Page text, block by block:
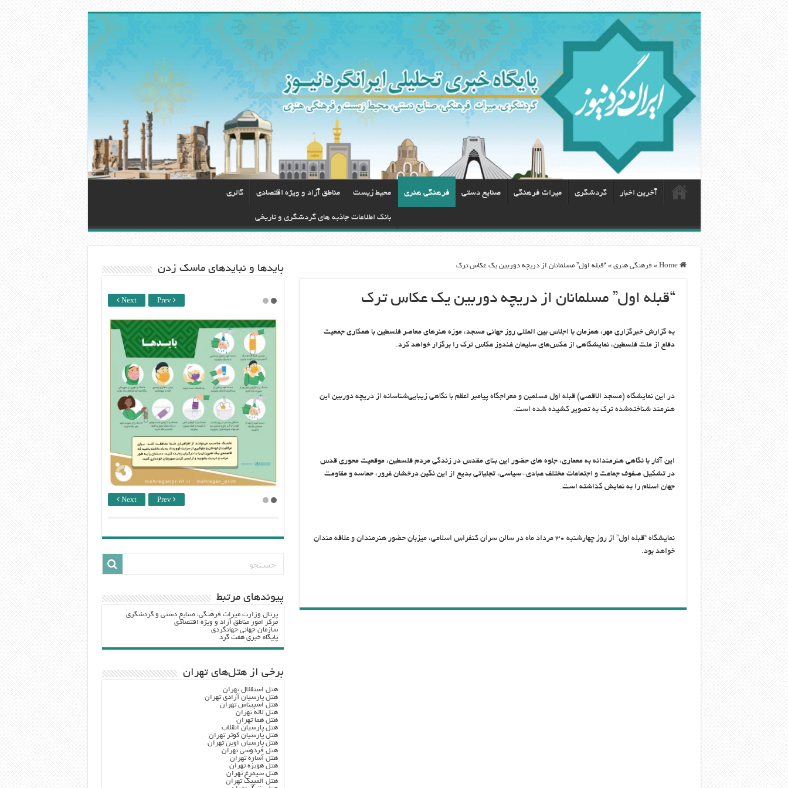
آخرین اخبار گردشگری ميراث فرهنگی صنایع دستی فرهنگی هنری محيط زيست مناطق آزاد و ویژه اقتصادی گالری
بانک اطلاعات جاذبه های گردشگری و تاریخی
Home
» فرهنگی هنری » “قبله اول” مسلمانان از دریچه دوربین یک عکاس ترک
“قبله اول” مسلمانان از دریچه دوربین یک عکاس ترک
به گزارش خبرگزاری مهر، همزمان با اجلاس بین المللی روز جهانی مسجد، موزه هنرهای معاصر فلسطین با همکاری جمعیت
دفاع از ملت فلسطین، نمایشگاهی از عکس‌های سلیمان غندوز عکاس ترک را برگزار خواهد کرد.
در این نمایشگاه (مسجد الاقصی) قبله اول مسلمین و معراجگاه پیامبر اعظم با نگاهی زیبایی‌شناسانه از دریچه دوربین این
هنرمند شناخته‌شده ترک به تصویر کشیده شده است.
این آثار با نگاهی هنرمندانه به معماری، جلوه های حضور این بنای مقدس در زندگی مردم فلسطین، موقعیت محوری قدس
در تشکیل صفوف جماعت و اجتماعات مختلف عبادی-سیاسی، تجلیاتی بدیع از این نگین درخشان غرور، حماسه و مقاومت
جهان اسلام را به نمایش گذاشته است.
نمایشگاه “قبله اول” از روز چهارشنبه ۳۰ مرداد ماه در سالن سران کنفراس اسلامی، میزبان حضور هنرمندان و علاقه مندان
خواهد بود.
باید‌ها و نبایدهای ماسک زدن
Next Prev
Next Prev
پيوندهاي مرتبط
پرتال وزارت ميراث فرهنگي، صنایع دستی و گردشگري
مرکز امور مناطق آزاد و ویژه اقتصادی
سازمان جهانی جهانگردی
پایگاه خبری هفت گرد
برخی از هتل‌های تهران
هتل استقلال تهران
هتل پارسیان آزادی تهران
هتل اسپیناس تهران
هتل لاله تهران
هتل هما تهران
هتل پارسیان انقلاب
هتل پارسیان کوثر تهران
هتل پارسیان اوین تهران
هتل فردوسی تهران
هتل آساره تهران
هتل هویزه تهران
هتل سیمرغ تهران
هتل المپیک تهران